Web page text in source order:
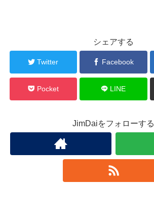
シェアする
Twitter Facebook
Pocket LINE
JimDaiをフォローする